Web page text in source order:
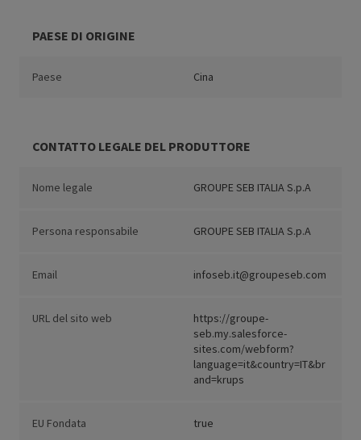
PAESE DI ORIGINE
Paese Cina
CONTATTO LEGALE DEL PRODUTTORE
Nome legale GROUPE SEB ITALIA S.p.A
Persona responsabile GROUPE SEB ITALIA S.p.A
Email infoseb.it@groupeseb.com
URL del sito web
https://groupe-
seb.my.salesforce-
sites.com/webform?
language=it&country=IT&br
and=krups
EU Fondata true